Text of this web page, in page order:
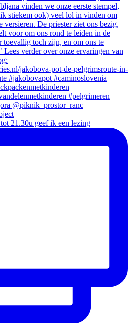
21.30u geef ik een lezing